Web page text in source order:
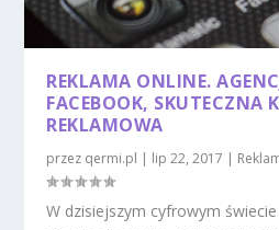
REKLAMA ONLINE.
FACEBOOK, SKUTECZNA
REKLAMOWA
przez qermi.pl | lip 22, 2017 |
W dzisiejszym cyfrowym